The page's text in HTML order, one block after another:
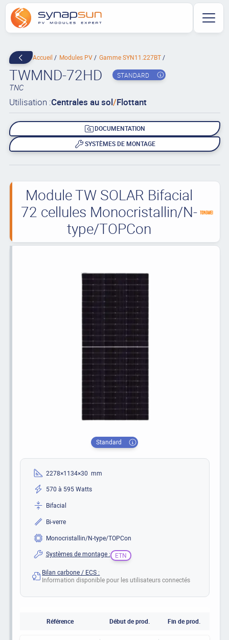
Accueil Modules PV Gamme SYN11.227BT
TWMND-72HD STANDARD
TNC
Utilisation :Centrales au sol/Flottant
DOCUMENTATION
SYSTÈMES DE MONTAGE
Module TW SOLAR Bifacial
72 cellules Monocristallin/N-
type/TOPCon
Standard
2278×1134×30 mm
570 à 595 Watts
Bifacial
Bi-verre
Monocristallin/N-type/TOPCon
Systèmes de montage :
ETN
Bilan carbone / ECS :
Information disponible pour les utilisateurs connectés
Référence Début de prod. Fin de prod.